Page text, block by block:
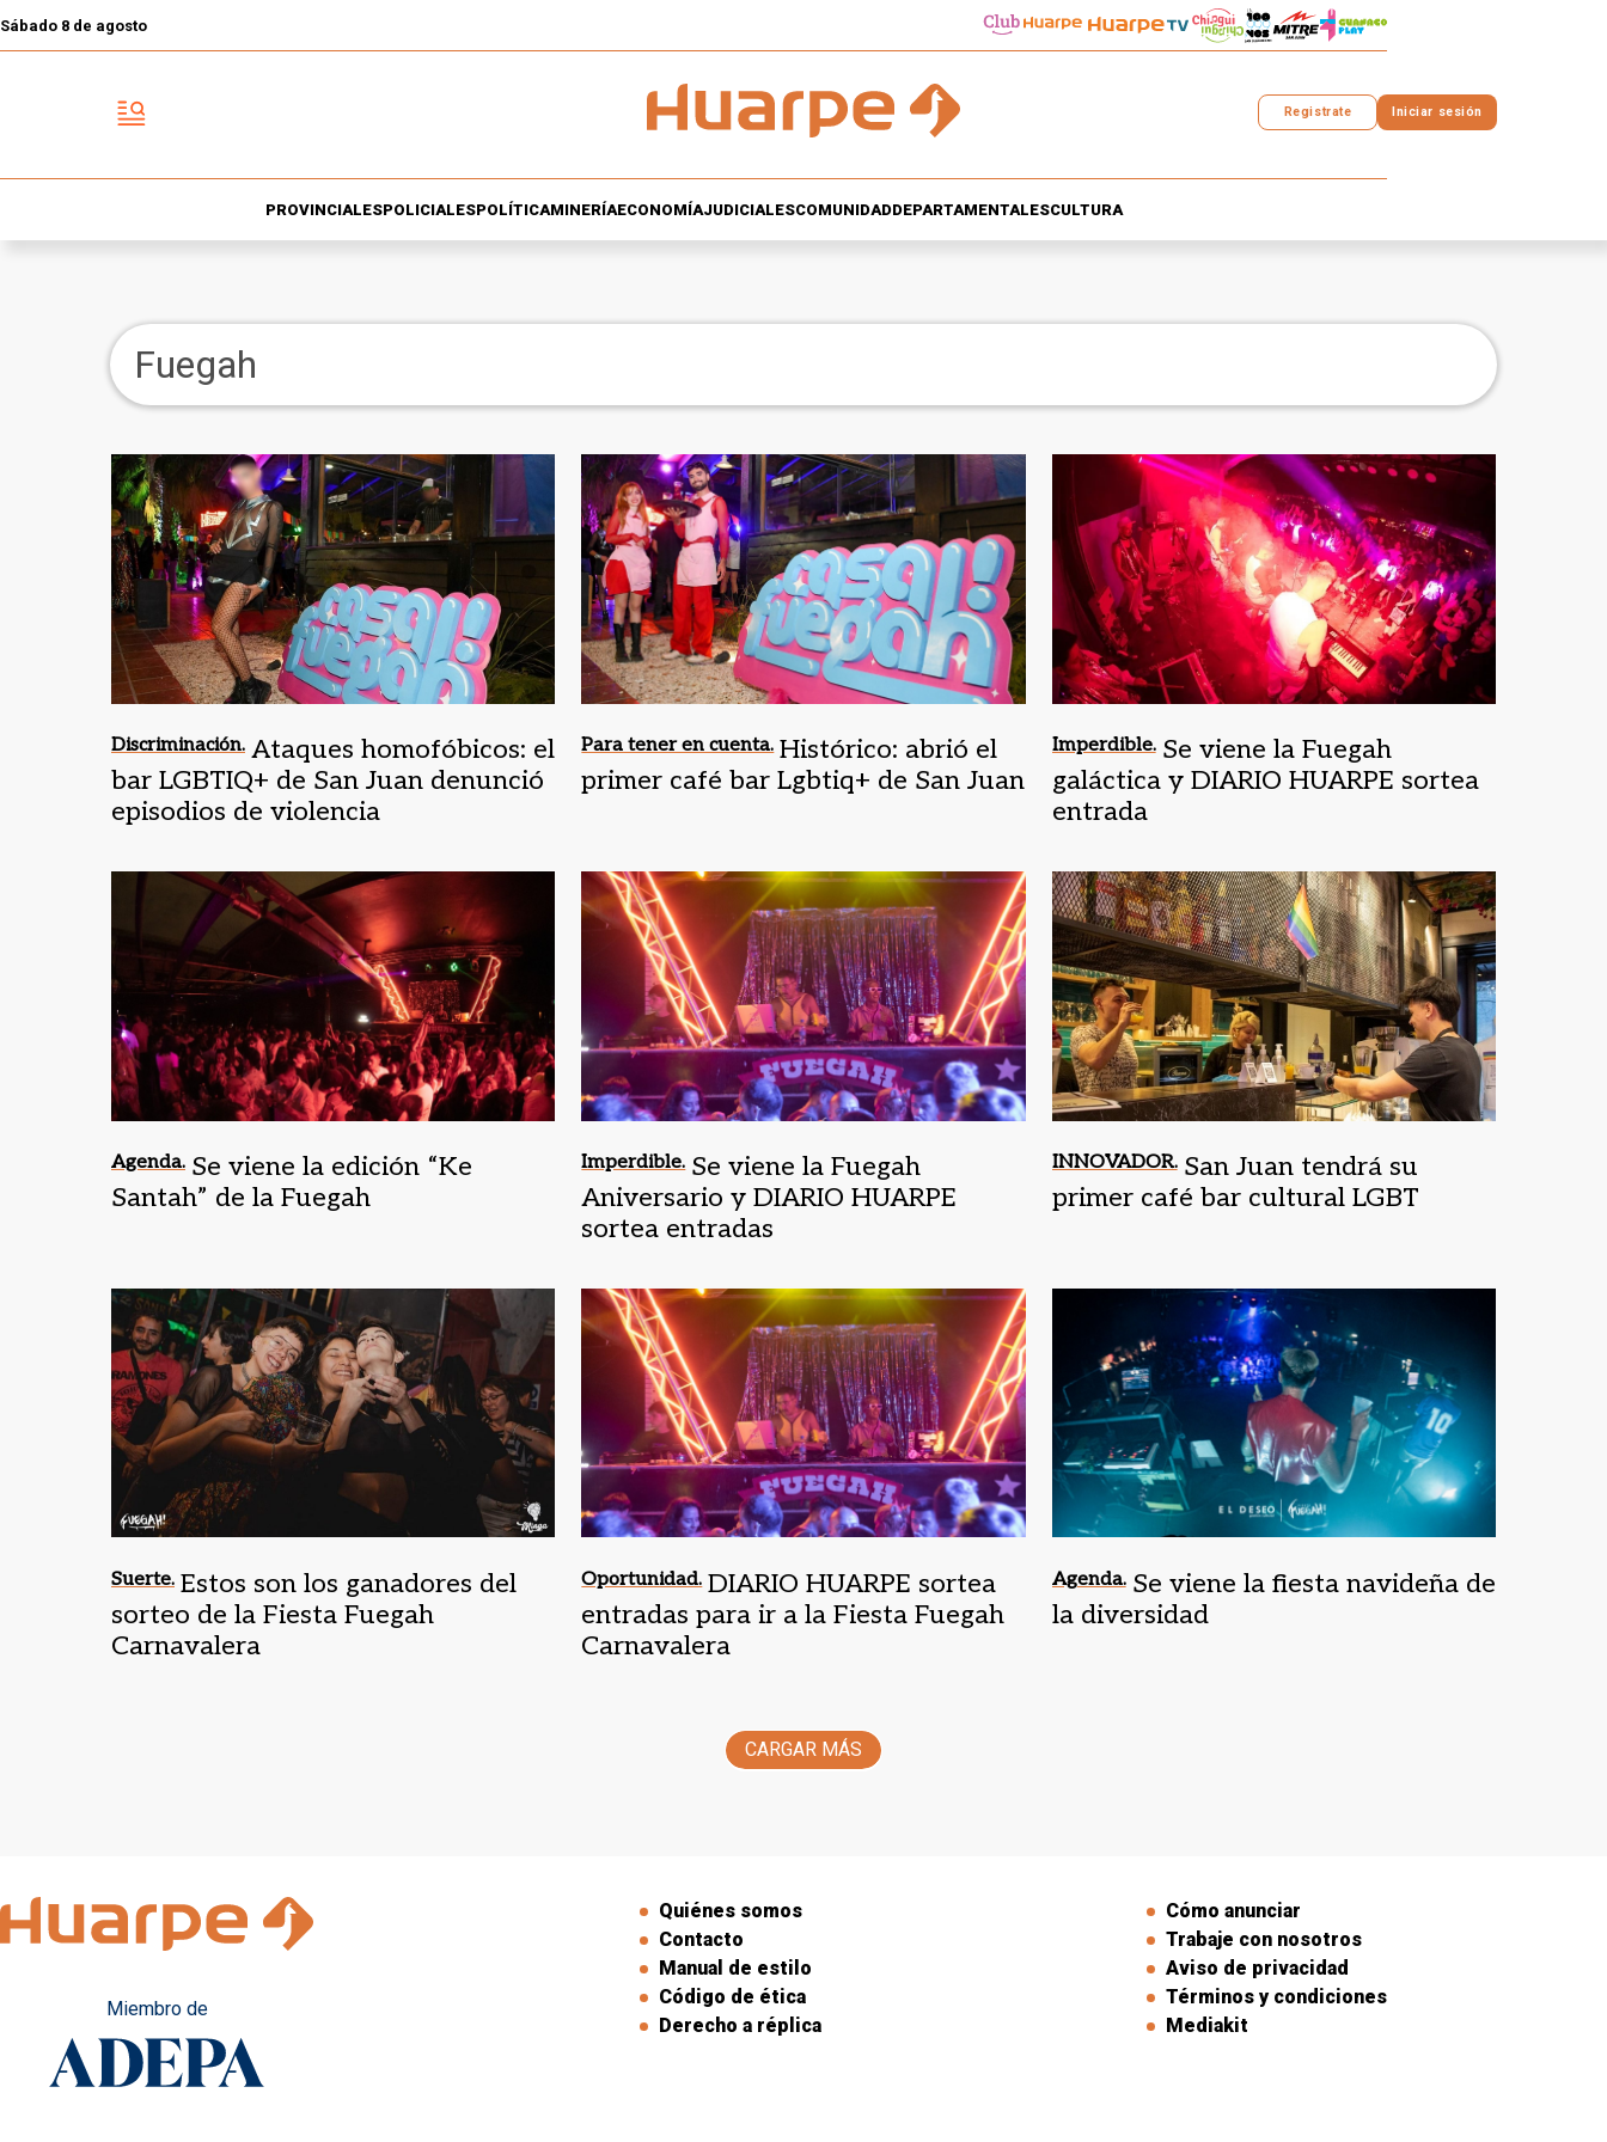
Sábado 8 de agosto
Registrate Iniciar sesión
PROVINCIALESPOLICIALESPOLÍTICAMINERÍAECONOMÍAJUDICIALESCOMUNIDADDEPARTAMENTALESCULTURA
Fuegah
Discriminación. Ataques homofóbicos: el
bar LGBTIQ+ de San Juan denunció
episodios de violencia
Para tener en cuenta. Histórico: abrió el
primer café bar Lgbtiq+ de San Juan
Imperdible. Se viene la Fuegah
galáctica y DIARIO HUARPE sortea
entrada
Agenda. Se viene la edición “Ke
Santah” de la Fuegah
Imperdible. Se viene la Fuegah
Aniversario y DIARIO HUARPE
sortea entradas
INNOVADOR. San Juan tendrá su
primer café bar cultural LGBT
Suerte. Estos son los ganadores del
sorteo de la Fiesta Fuegah
Carnavalera
Oportunidad. DIARIO HUARPE sortea
entradas para ir a la Fiesta Fuegah
Carnavalera
Agenda. Se viene la fiesta navideña de
la diversidad
CARGAR MÁS
Miembro de
Quiénes somos
Contacto
Manual de estilo
Código de ética
Derecho a réplica
Cómo anunciar
Trabaje con nosotros
Aviso de privacidad
Términos y condiciones
Mediakit